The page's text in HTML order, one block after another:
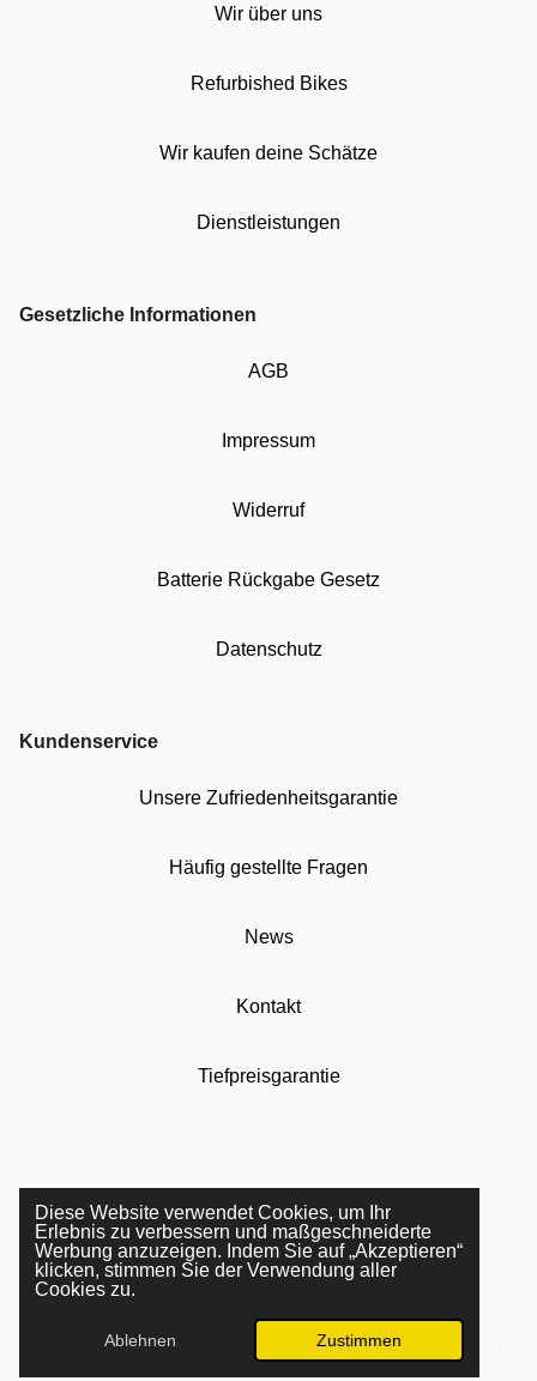
Diese Website verwendet Cookies, um Ihr
Erlebnis zu verbessern und maßgeschneiderte
Werbung anzuzeigen. Indem Sie auf „Akzeptieren“
klicken, stimmen Sie der Verwendung aller
Cookies zu.
Ablehnen Zustimmen
Wir über uns
Refurbished Bikes
Wir kaufen deine Schätze
Dienstleistungen
Gesetzliche Informationen
AGB
Impressum
Widerruf
Batterie Rückgabe Gesetz
Datenschutz
Kundenservice
Unsere Zufriedenheitsgarantie
Häufig gestellte Fragen
News
Kontakt
Tiefpreisgarantie
© 2023 - 2026 Das Online Kaufhaus mit Herz.de
Mit Unterstützung vonWebador
Telefon Instagram